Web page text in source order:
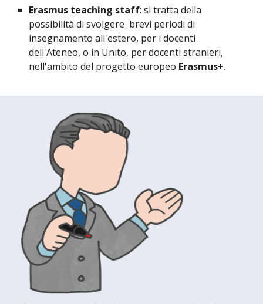
Erasmus teaching staff: si tratta della
possibilità di svolgere brevi periodi di
insegnamento all'estero, per i docenti
dell'Ateneo, o in Unito, per docenti stranieri,
nell'ambito del progetto europeo Erasmus+.